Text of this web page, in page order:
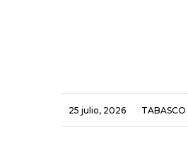
25 julio, 2026 TABASCO